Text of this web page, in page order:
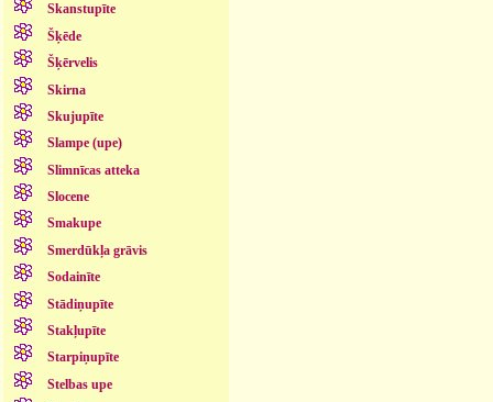
Skanstupīte
Šķēde
Šķērvelis
Skirna
Skujupīte
Slampe (upe)
Slimnīcas atteka
Slocene
Smakupe
Smerdūkļa grāvis
Sodainīte
Stādiņupīte
Stakļupīte
Starpiņupīte
Stelbas upe